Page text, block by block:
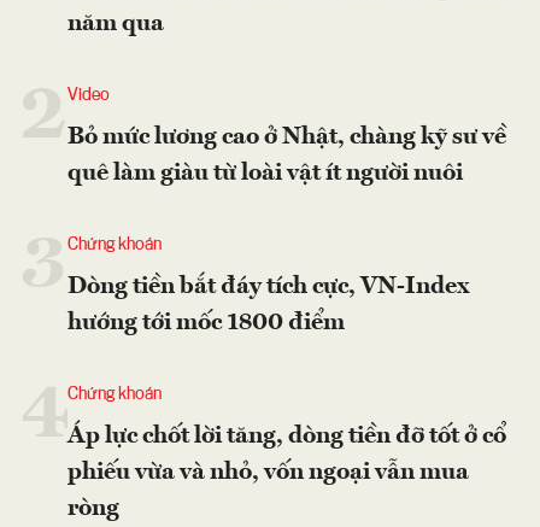
năm qua
2Video
Bỏ mức lương cao ở Nhật, chàng kỹ sư về
quê làm giàu từ loài vật ít người nuôi
Chứng khoán
Dòng tiền bắt đáy tích cực, VN-Index
hướng tới mốc 1800 điểm
4Chứng khoán
Áp lực chốt lời tăng, dòng tiền đỡ tốt ở cổ
phiếu vừa và nhỏ, vốn ngoại vẫn mua
ròng